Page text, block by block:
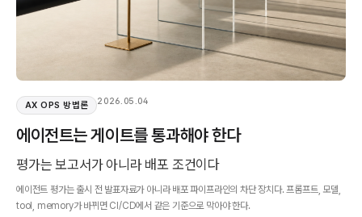
AX OPS 방법론 2026.05.04
에이전트는 게이트를 통과해야 한다
평가는 보고서가 아니라 배포 조건이다
에이전트 평가는 출시 전 발표자료가 아니라 배포 파이프라인의 차단 장치다. 프롬프트, 모델,
tool, memory가 바뀌면 CI/CD에서 같은 기준으로 막아야 한다.